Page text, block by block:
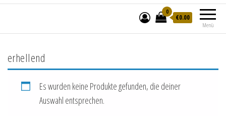
Menü
0
€0.00
erhellend
Es wurden keine Produkte gefunden, die deiner
Auswahl entsprechen.